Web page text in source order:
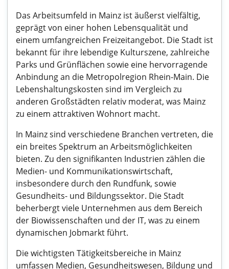
Das Arbeitsumfeld in Mainz ist äußerst vielfältig,
geprägt von einer hohen Lebensqualität und
einem umfangreichen Freizeitangebot. Die Stadt ist
bekannt für ihre lebendige Kulturszene, zahlreiche
Parks und Grünflächen sowie eine hervorragende
Anbindung an die Metropolregion Rhein-Main. Die
Lebenshaltungskosten sind im Vergleich zu
anderen Großstädten relativ moderat, was Mainz
zu einem attraktiven Wohnort macht.
In Mainz sind verschiedene Branchen vertreten, die
ein breites Spektrum an Arbeitsmöglichkeiten
bieten. Zu den signifikanten Industrien zählen die
Medien- und Kommunikationswirtschaft,
insbesondere durch den Rundfunk, sowie
Gesundheits- und Bildungssektor. Die Stadt
beherbergt viele Unternehmen aus dem Bereich
der Biowissenschaften und der IT, was zu einem
dynamischen Jobmarkt führt.
Die wichtigsten Tätigkeitsbereiche in Mainz
umfassen Medien, Gesundheitswesen, Bildung und